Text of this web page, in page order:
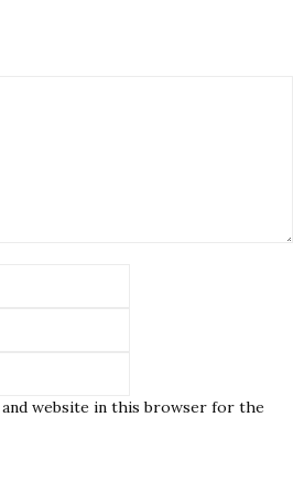
and website in this browser for the